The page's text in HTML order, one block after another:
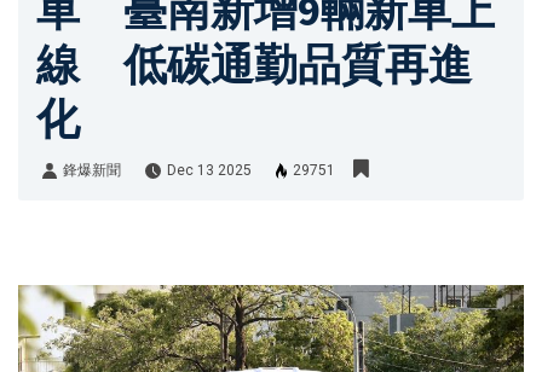
線 低碳通勤品質再進
化
鋒爆新聞 Dec 13 2025 29751